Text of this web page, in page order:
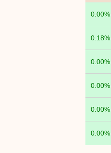
0.00%
0.18%
0.00%
0.00%
0.00%
0.00%